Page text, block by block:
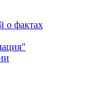
о фактах